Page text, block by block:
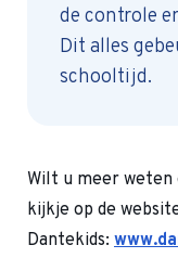
de controle
Dit alles
schooltijd.
Wilt u meer
kijkje op de
Dantekids: